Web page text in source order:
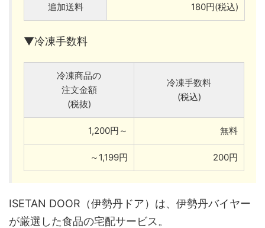
追加送料 180円(税込)
▼冷凍手数料
冷凍商品の
注文金額
(税抜)
冷凍手数料
(税込)
1,200円～ 無料
～1,199円 200円
ISETAN DOOR（伊勢丹ドア）は、伊勢丹バイヤー
が厳選した食品の宅配サービス。